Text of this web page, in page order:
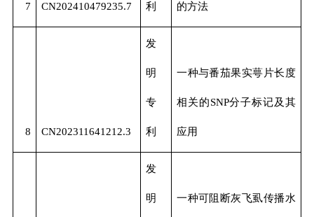
7 CN202410479235.7 利 的方法
8 CN202311641212.3
发
明
专
利
一种与番茄果实萼片长度
相关的SNP分子标记及其
应用
发
明 一种可阻断灰飞虱传播水